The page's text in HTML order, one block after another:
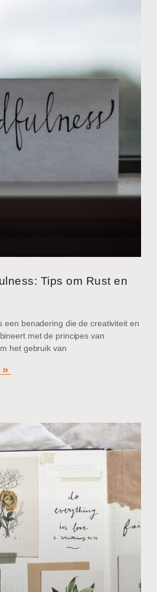
Tips om Rust en
een benadering die de creativiteit en
met de principes van
het gebruik van